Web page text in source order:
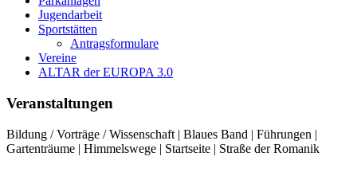
Jugendarbeit
Sportstätten
Antragsformulare
Vereine
ALTAR der EUROPA 3.0
Veranstaltungen
Bildung / Vorträge / Wissenschaft | Blaues Band | Führungen |
Gartenträume | Himmelswege | Startseite | Straße der Romanik